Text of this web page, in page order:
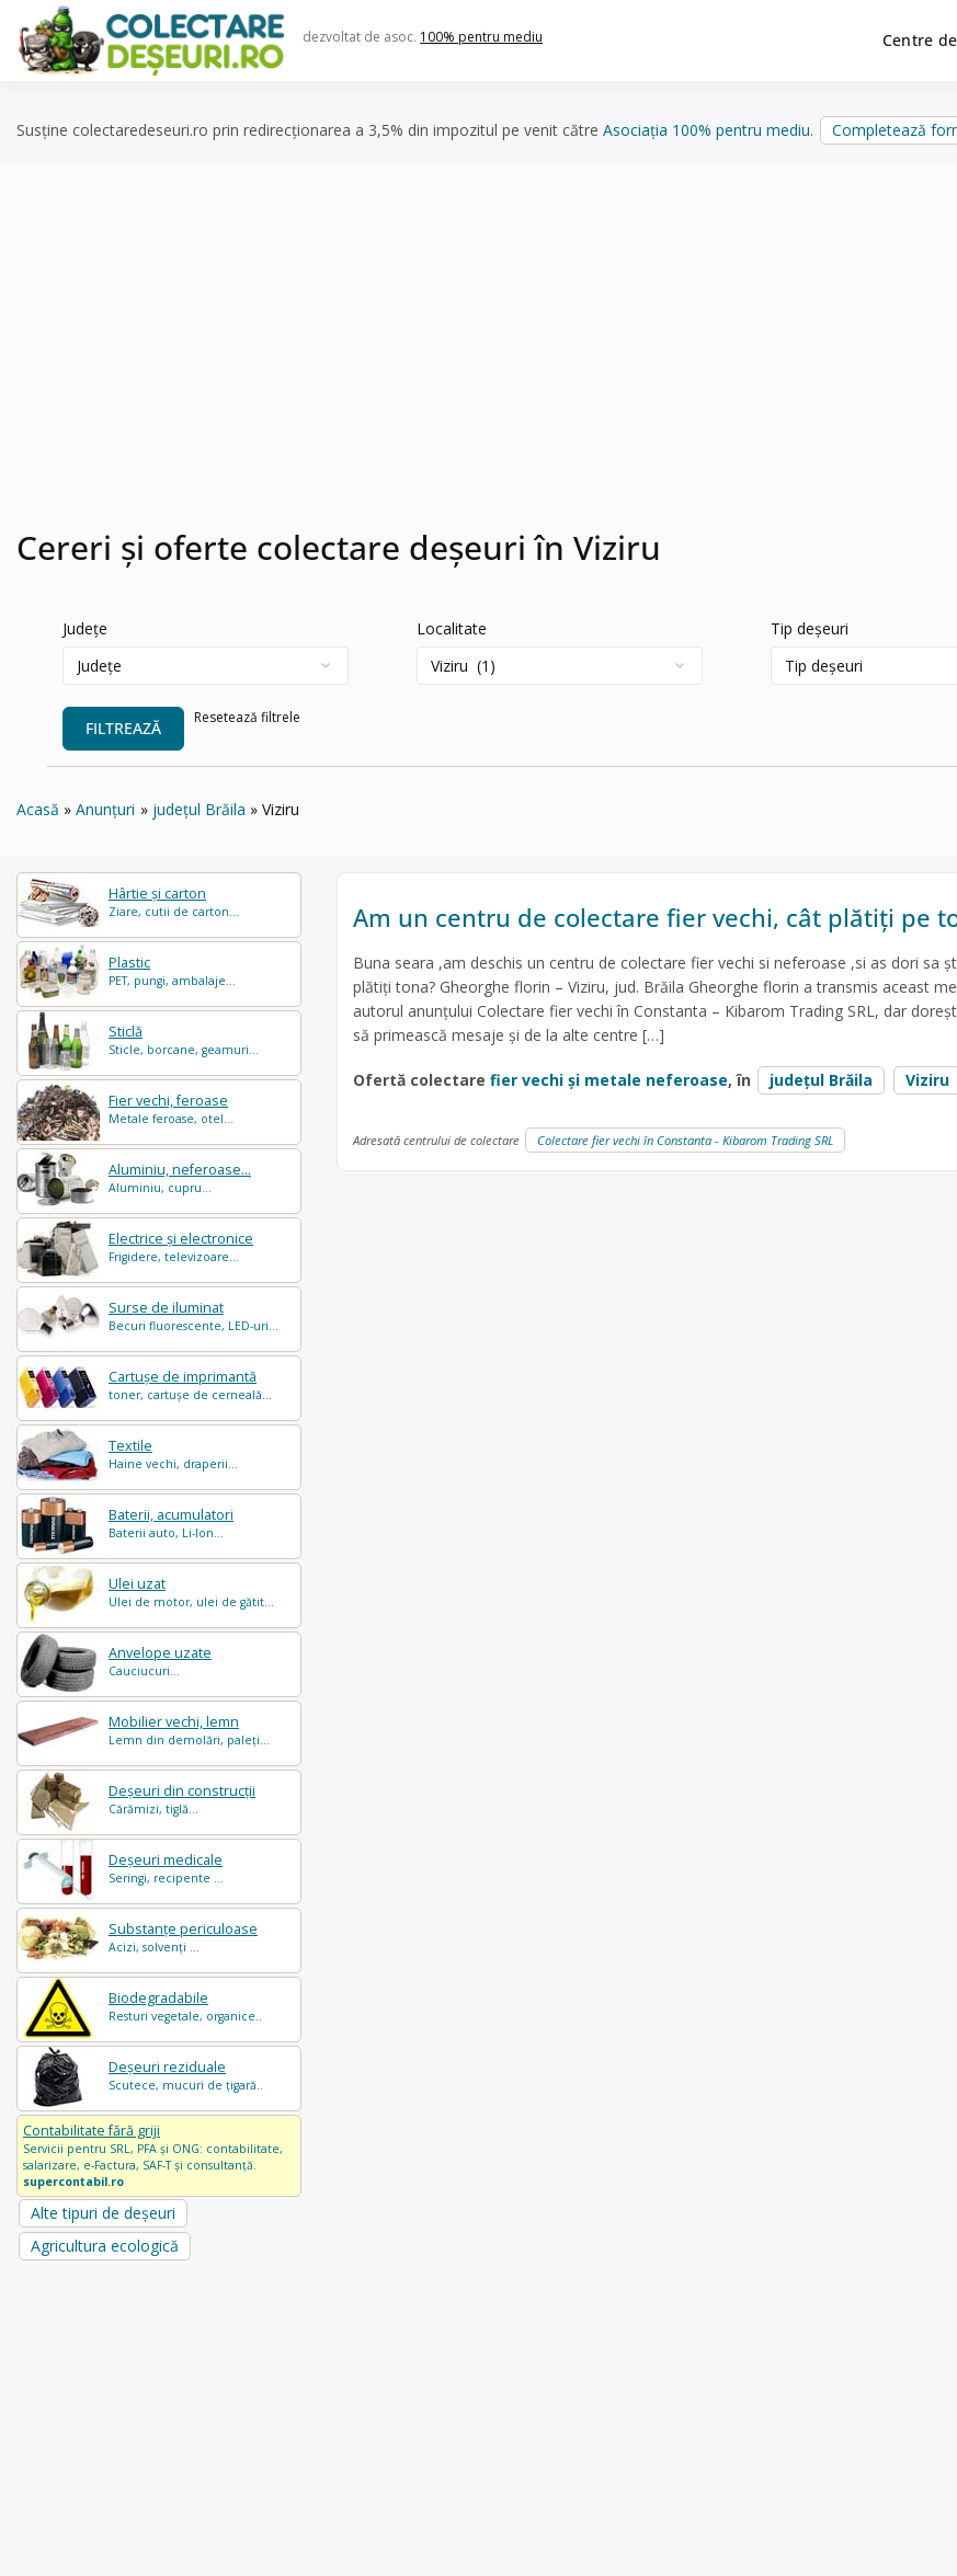
content
dezvoltat de asoc. 100% pentru mediu Centre
Susține colectaredeseuri.ro prin redirecționarea a 3,5% din impozitul pe venit către Asociația 100% pentru mediu. Completează
Cereri și oferte colectare deșeuri în Viziru
Județe Localitate Tip deșeuri
FILTREAZĂ
Resetează filtrele
Acasă Anunțuri județul Brăila Viziru
Hârtie și carton
Ziare, cutii de carton...
Plastic
PET, pungi, ambalaje...
Sticlă
Sticle, borcane, geamuri...
Fier vechi, feroase
Metale feroase, otel...
Aluminiu, neferoase...
Aluminiu, cupru...
Electrice și electronice
Frigidere, televizoare...
Surse de iluminat
Becuri fluorescente, LED-uri...
Cartușe de imprimantă
toner, cartușe de cerneală...
Textile
Haine vechi, draperii...
Baterii, acumulatori
Baterii auto, Li-Ion...
Ulei uzat
Ulei de motor, ulei de gătit...
Anvelope uzate
Cauciucuri...
Mobilier vechi, lemn
Lemn din demolări, paleți...
Deșeuri din construcții
Cărămizi, tiglă...
Deșeuri medicale
Seringi, recipente ...
Substanțe periculoase
Acizi, solvenți ...
Biodegradabile
Resturi vegetale, organice..
Deșeuri reziduale
Scutece, mucuri de țigară..
Contabilitate fără griji
Servicii pentru SRL, PFA și ONG: contabilitate,
salarizare, e-Factura, SAF-T și consultanță.
supercontabil.ro
Alte tipuri de deșeuri
Agricultura ecologică
Am un centru de colectare fier vechi, cât plătiți pe
Buna seara ,am deschis un centru de colectare fier vechi si neferoase ,si as dori sa
plătiți tona? Gheorghe florin – Viziru, jud. Brăila Gheorghe florin a transmis aceast
autorul anunțului Colectare fier vechi în Constanta – Kibarom Trading SRL, dar
să primească mesaje și de la alte centre […]
Ofertă colectare fier vechi și metale neferoase, în județul Brăila Viziru
Adresată centrului de colectare Colectare fier vechi în Constanta - Kibarom Trading SRL